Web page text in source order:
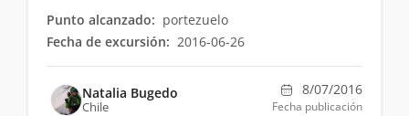
Punto alcanzado: portezuelo
Fecha de excursión: 2016-06-26
Natalia Bugedo
Chile
8/07/2016
Fecha publicación